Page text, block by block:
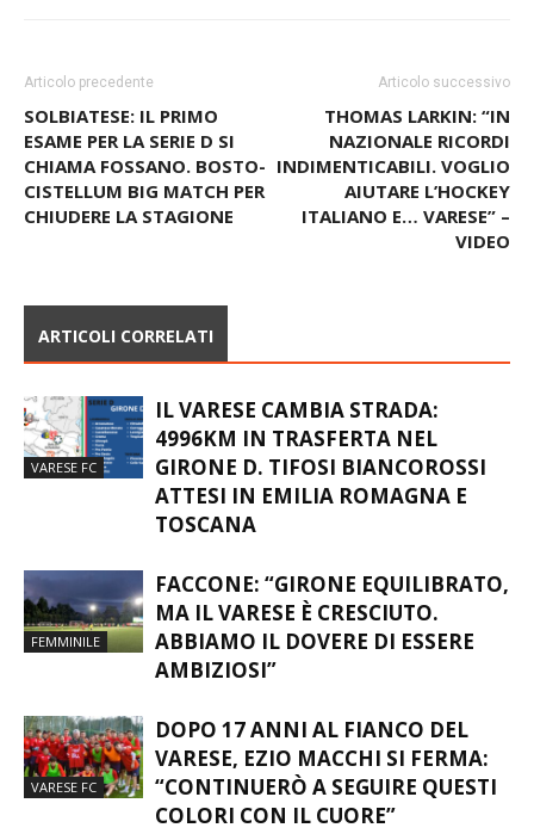
Articolo precedente
SOLBIATESE: IL PRIMO
ESAME PER LA SERIE D SI
CHIAMA FOSSANO. BOSTO-
Articolo successivo
THOMAS LARKIN: “IN
NAZIONALE RICORDI
INDIMENTICABILI. VOGLIO
AIUTARE L’HOCKEY
IL VARESE CAMBIA STRADA:
4996KM IN TRASFERTA NEL
GIRONE D. TIFOSI BIANCOROSSI
ATTESI IN EMILIA ROMAGNA E
TOSCANA
FACCONE: “GIRONE EQUILIBRATO,
MA IL VARESE È CRESCIUTO.
ABBIAMO IL DOVERE DI ESSERE
AMBIZIOSI”
DOPO 17 ANNI AL FIANCO DEL
VARESE, EZIO MACCHI SI FERMA: